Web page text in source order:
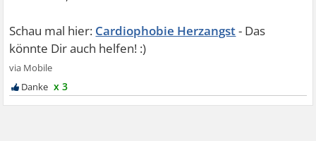
Cardiophobie Herzangst
x 3